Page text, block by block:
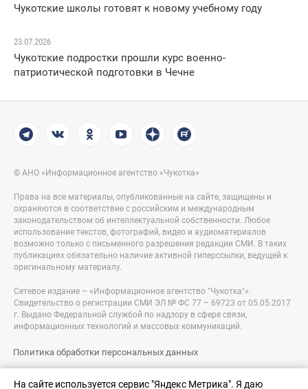
На сайте используется сервис "Яндекс Метрика". Я даю
Чукотские школы готовят к новому учебному году
23.07.2026
Чукотские подростки прошли курс военно-
патриотической подготовки в Чечне
© АНО «Информационное агентство «Чукотка»
Права на все материалы, опубликованные на сайте, защищены и
охраняются в соответствие с российским и международным
законодательством об интеллектуальной собственности. Любое
использование текстов, фотографий, видео и аудиоматериалов
возможно только с письменного разрешения редакции СМИ. В таких
публикациях обязательно наличие активной гиперссылки, ведущей к
оригинальному материалу.
Сетевое издание – «Информационное агентство "Чукотка"».
Свидетельство о регистрации СМИ ЭЛ № ФС 77 – 69723 от 05.05.2017
г. Выдано Федеральной службой по надзору в сфере связи,
информационных технологий и массовых коммуникаций.
Политика обработки персональных данных